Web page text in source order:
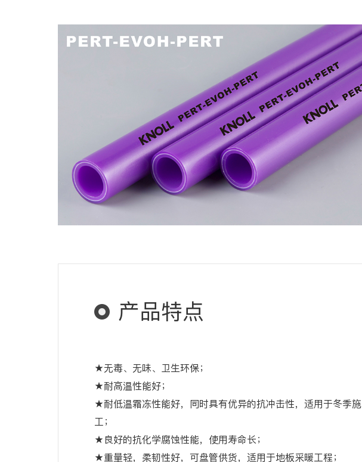
产品特点
★无毒、无味、卫生环保；
★耐高温性能好；
★耐低温霜冻性能好，同时具有优异的抗冲击性，适用于冬季施
工；
★良好的抗化学腐蚀性能，使用寿命长；
★重量轻，柔韧性好，可盘管供货，适用于地板采暖工程；